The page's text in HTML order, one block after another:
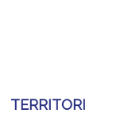
TERRITORI